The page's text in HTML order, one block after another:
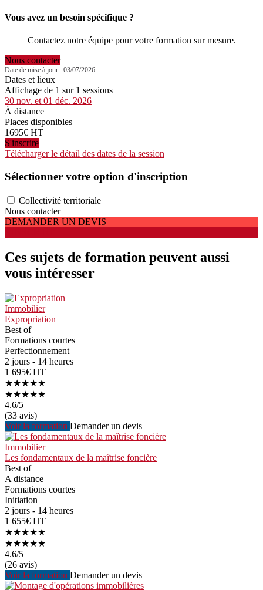
Vous avez un besoin spécifique ?
Contactez notre équipe pour votre formation sur mesure.
Nous contacter
Date de mise à jour : 03/07/2026
Dates et lieux
Affichage de 1 sur 1 sessions
30 nov. et 01 déc. 2026
À distance
Places disponibles
1695€ HT
S'inscrire
Télécharger le détail des dates de la session
Sélectionner votre option d'inscription
Collectivité territoriale
Nous contacter
DEMANDER UN DEVIS
Ces sujets de formation peuvent aussi
vous intéresser
Immobilier
Expropriation
Best of
Formations courtes
Perfectionnement
2 jours - 14 heures
1 695€ HT
★★★★★
★★★★★
4.6/5
(33 avis)
Voir la formation Demander un devis
Immobilier
Les fondamentaux de la maîtrise foncière
Best of
A distance
Formations courtes
Initiation
2 jours - 14 heures
1 655€ HT
★★★★★
★★★★★
4.6/5
(26 avis)
Voir la formation Demander un devis